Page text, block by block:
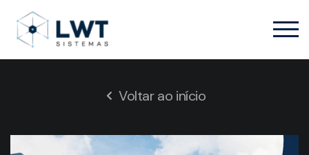
Voltar ao início